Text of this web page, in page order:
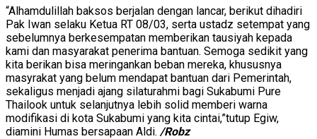
“Alhamdulillah baksos berjalan dengan lancar, berikut dihadiri
Pak Iwan selaku Ketua RT 08/03, serta ustadz setempat yang
sebelumnya berkesempatan memberikan tausiyah kepada
kami dan masyarakat penerima bantuan. Semoga sedikit yang
kita berikan bisa meringankan beban mereka, khususnya
masyrakat yang belum mendapat bantuan dari Pemerintah,
sekaligus menjadi ajang silaturahmi bagi Sukabumi Pure
Thailook untuk selanjutnya lebih solid memberi warna
modifikasi di kota Sukabumi yang kita cintai,”tutup Egiw,
diamini Humas bersapaan Aldi. /Robz